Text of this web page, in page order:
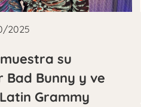
2025
su
Bunny y ve
Grammy